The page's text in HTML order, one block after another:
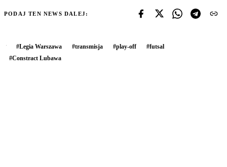
PODAJ TEN NEWS DALEJ:
#Legia Warszawa #transmisja #play-off #futsal
#Constract Lubawa